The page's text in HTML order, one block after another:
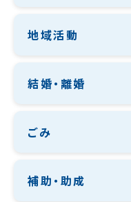
地域活動
結婚・離婚
ごみ
補助・助成